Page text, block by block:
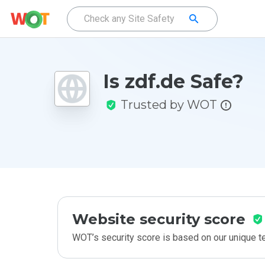
Is zdf.de Safe?
Trusted by WOT
Website security score
WOT’s security score is based on our unique